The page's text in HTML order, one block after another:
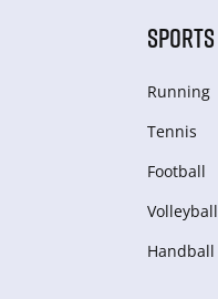
SPORTS
Running
Tennis
Football
Volleyball
Handball